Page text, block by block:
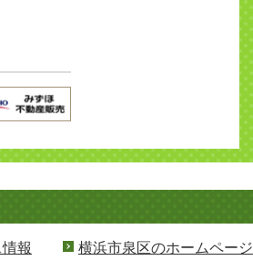
報 横浜市泉区のホームページ